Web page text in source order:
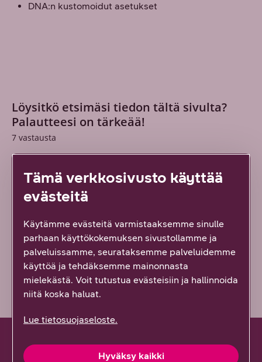
DNA:n kustomoidut asetukset
Löysitkö etsimäsi tiedon tältä sivulta?
Palautteesi on tärkeää!
7 vastausta
Osittain
En lainkaan
Vähän epäselvää
Tämä verkkosivusto käyttää
evästeitä
Käytämme evästeitä varmistaaksemme sinulle
parhaan käyttökokemuksen sivustollamme ja
palveluissamme, seurataksemme palveluidemme
käyttöä ja tehdäksemme mainonnasta
mielekästä. Voit tutustua evästeisiin ja hallinnoida
niitä koska haluat.
Lue tietosuojaseloste.
Hyväksy kaikki